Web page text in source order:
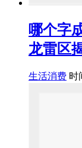
哪个字
龙雷区
生活消费 时